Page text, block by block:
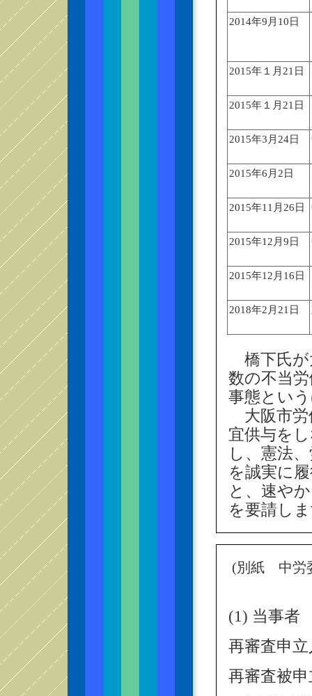
2014年9月10日
2015年１月21日
2015年１月21日
2015年3月24日
2015年6月2日
2015年11月26日
2015年12月9日
2015年12月16日
2018年2月21日
橋下氏が
数の不当
事態とい
大阪市労
宜供与を
し、憲法
を誠実に
と、速や
を要請し
(別紙 中労
(1) 当事者
再審査申
再審査被